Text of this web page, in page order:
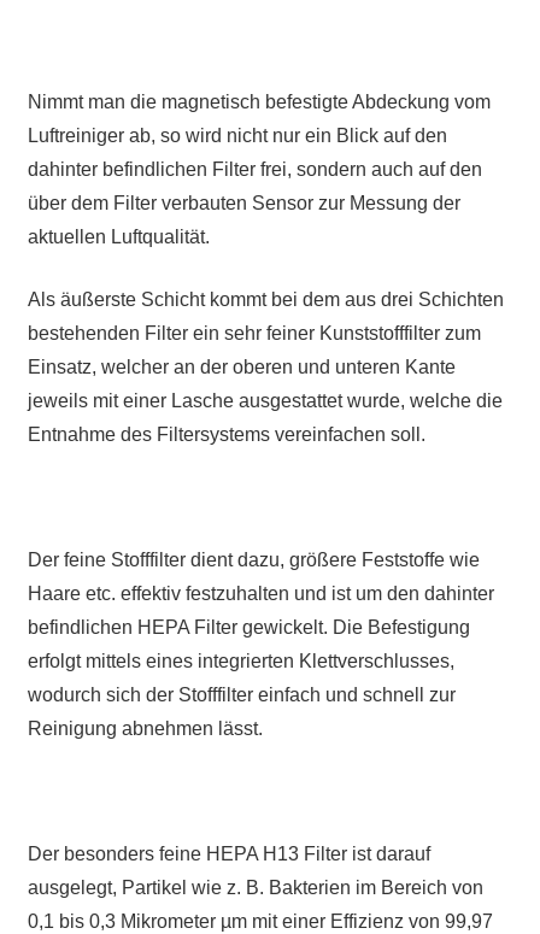
Nimmt man die magnetisch befestigte Abdeckung vom
Luftreiniger ab, so wird nicht nur ein Blick auf den
dahinter befindlichen Filter frei, sondern auch auf den
über dem Filter verbauten Sensor zur Messung der
aktuellen Luftqualität.
Als äußerste Schicht kommt bei dem aus drei Schichten
bestehenden Filter ein sehr feiner Kunststofffilter zum
Einsatz, welcher an der oberen und unteren Kante
jeweils mit einer Lasche ausgestattet wurde, welche die
Entnahme des Filtersystems vereinfachen soll.
Der feine Stofffilter dient dazu, größere Feststoffe wie
Haare etc. effektiv festzuhalten und ist um den dahinter
befindlichen HEPA Filter gewickelt. Die Befestigung
erfolgt mittels eines integrierten Klettverschlusses,
wodurch sich der Stofffilter einfach und schnell zur
Reinigung abnehmen lässt.
Der besonders feine HEPA H13 Filter ist darauf
ausgelegt, Partikel wie z. B. Bakterien im Bereich von
0,1 bis 0,3 Mikrometer µm mit einer Effizienz von 99,97